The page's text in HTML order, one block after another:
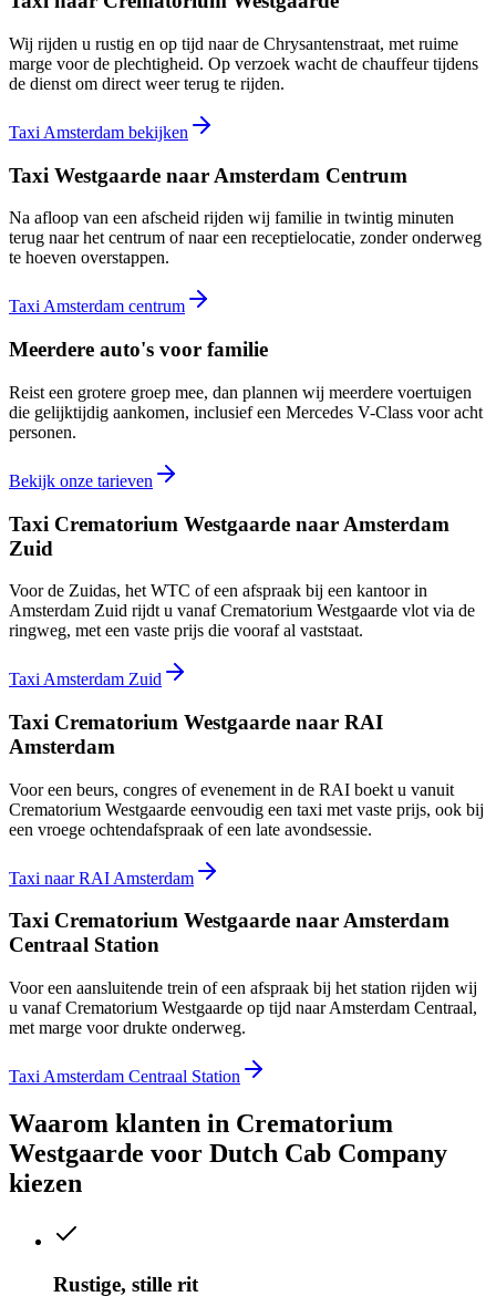
Wij rijden u rustig en op tijd naar de Chrysantenstraat, met ruime
marge voor de plechtigheid. Op verzoek wacht de chauffeur tijdens
de dienst om direct weer terug te rijden.
Taxi Amsterdam bekijken
Taxi Westgaarde naar Amsterdam Centrum
Na afloop van een afscheid rijden wij familie in twintig minuten
terug naar het centrum of naar een receptielocatie, zonder onderweg
te hoeven overstappen.
Taxi Amsterdam centrum
Meerdere auto's voor familie
Reist een grotere groep mee, dan plannen wij meerdere voertuigen
die gelijktijdig aankomen, inclusief een Mercedes V-Class voor acht
personen.
Bekijk onze tarieven
Taxi Crematorium Westgaarde naar Amsterdam
Zuid
Voor de Zuidas, het WTC of een afspraak bij een kantoor in
Amsterdam Zuid rijdt u vanaf Crematorium Westgaarde vlot via de
ringweg, met een vaste prijs die vooraf al vaststaat.
Taxi Amsterdam Zuid
Taxi Crematorium Westgaarde naar RAI
Amsterdam
Voor een beurs, congres of evenement in de RAI boekt u vanuit
Crematorium Westgaarde eenvoudig een taxi met vaste prijs, ook bij
een vroege ochtendafspraak of een late avondsessie.
Taxi naar RAI Amsterdam
Taxi Crematorium Westgaarde naar Amsterdam
Centraal Station
Voor een aansluitende trein of een afspraak bij het station rijden wij
u vanaf Crematorium Westgaarde op tijd naar Amsterdam Centraal,
met marge voor drukte onderweg.
Taxi Amsterdam Centraal Station
Waarom klanten in Crematorium
Westgaarde voor Dutch Cab Company
kiezen
Rustige, stille rit